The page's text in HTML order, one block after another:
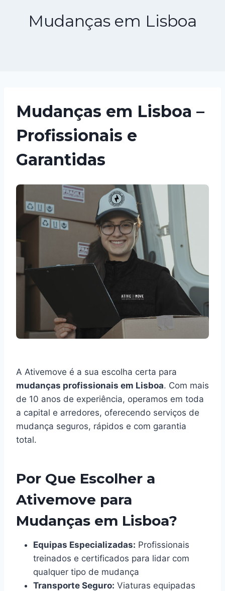
Mudanças em Lisboa
Mudanças em Lisboa –
Profissionais e
Garantidas
A Ativemove é a sua escolha certa para
mudanças profissionais em Lisboa. Com mais
de 10 anos de experiência, operamos em toda
a capital e arredores, oferecendo serviços de
mudança seguros, rápidos e com garantia
total.
Por Que Escolher a
Ativemove para
Mudanças em Lisboa?
Equipas Especializadas: Profissionais
treinados e certificados para lidar com
qualquer tipo de mudança
Transporte Seguro: Viaturas equipadas